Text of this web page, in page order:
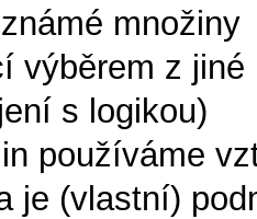
množiny
výběrem z
s logikou)
používáme
je (vlastní)